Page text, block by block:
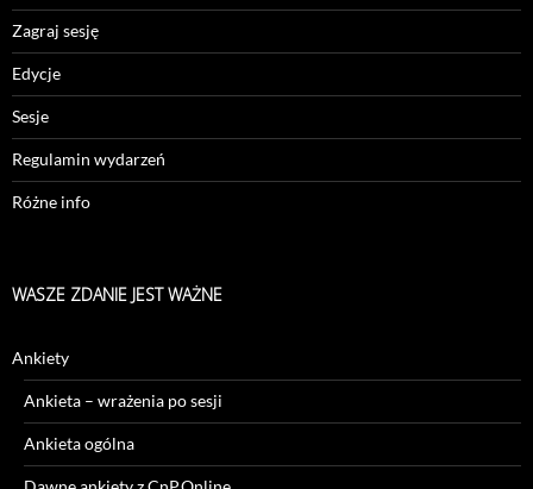
Zagraj sesję
Edycje
Sesje
Regulamin wydarzeń
Różne info
WASZE ZDANIE JEST WAŻNE
Ankiety
Ankieta – wrażenia po sesji
Ankieta ogólna